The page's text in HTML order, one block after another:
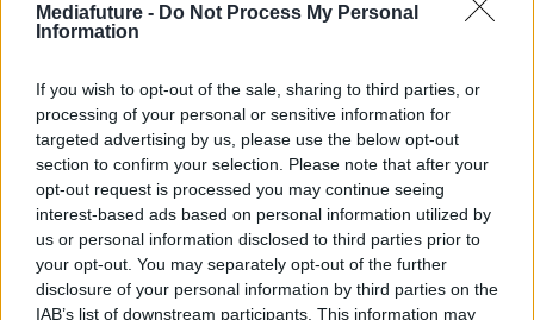
Mediafuture - Do Not Process My Personal
Information
If you wish to opt-out of the sale, sharing to third parties, or
processing of your personal or sensitive information for
targeted advertising by us, please use the below opt-out
section to confirm your selection. Please note that after your
opt-out request is processed you may continue seeing
interest-based ads based on personal information utilized by
us or personal information disclosed to third parties prior to
your opt-out. You may separately opt-out of the further
disclosure of your personal information by third parties on the
IAB’s list of downstream participants. This information may
Jön még kép!